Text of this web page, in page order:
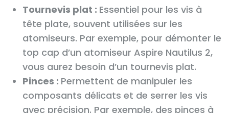
Tournevis plat : Essentiel pour les vis à
tête plate, souvent utilisées sur les
atomiseurs. Par exemple, pour démonter le
top cap d’un atomiseur Aspire Nautilus 2,
vous aurez besoin d’un tournevis plat.
Pinces : Permettent de manipuler les
composants délicats et de serrer les vis
avec précision. Par exemple, des pinces à